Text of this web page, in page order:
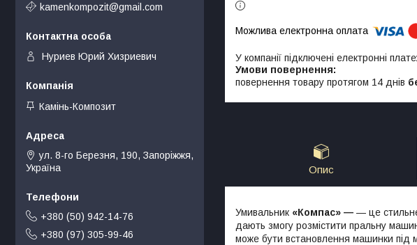
У компанії підключені електронні
повернення товару протягом 14 днів
Опис
Умивальник «Компас» — — це
дають змогу розмістити пральну
може бути встановлення машинки під
kamenkompozit@gmail.com
Нуриев Юрий Хизриевич
Камінь-Композит
ул. 8-го Березня, 190, Запоріжжя,
Україна
+380 (50) 942-14-76
+380 (97) 305-99-46